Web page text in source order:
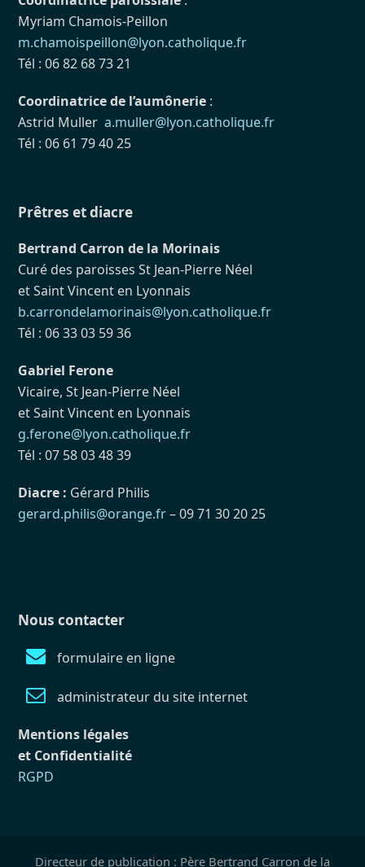
Myriam Chamois-Peillon
m.chamoispeillon@lyon.catholique.fr
Tél : 06 82 68 73 21
Coordinatrice de l’aumônerie :
Astrid Mullera.muller@lyon.catholique.fr
Tél : 06 61 79 40 25
Prêtres et diacre
Bertrand Carron de la Morinais
Curé des paroisses St Jean-Pierre Néel
et Saint Vincent en Lyonnais
b.carrondelamorinais@lyon.catholique.fr
Tél : 06 33 03 59 36
Gabriel Ferone
Vicaire, St Jean-Pierre Néel
et Saint Vincent en Lyonnais
g.ferone@lyon.catholique.fr
Tél : 07 58 03 48 39
Diacre : Gérard Philis
gerard.philis@orange.fr– 09 71 30 20 25
Nous contacter
formulaire en ligne
administrateur du site internet
Mentions légales
et Confidentialité
RGPD
Directeur de publication : Père Bertrand Carron de la